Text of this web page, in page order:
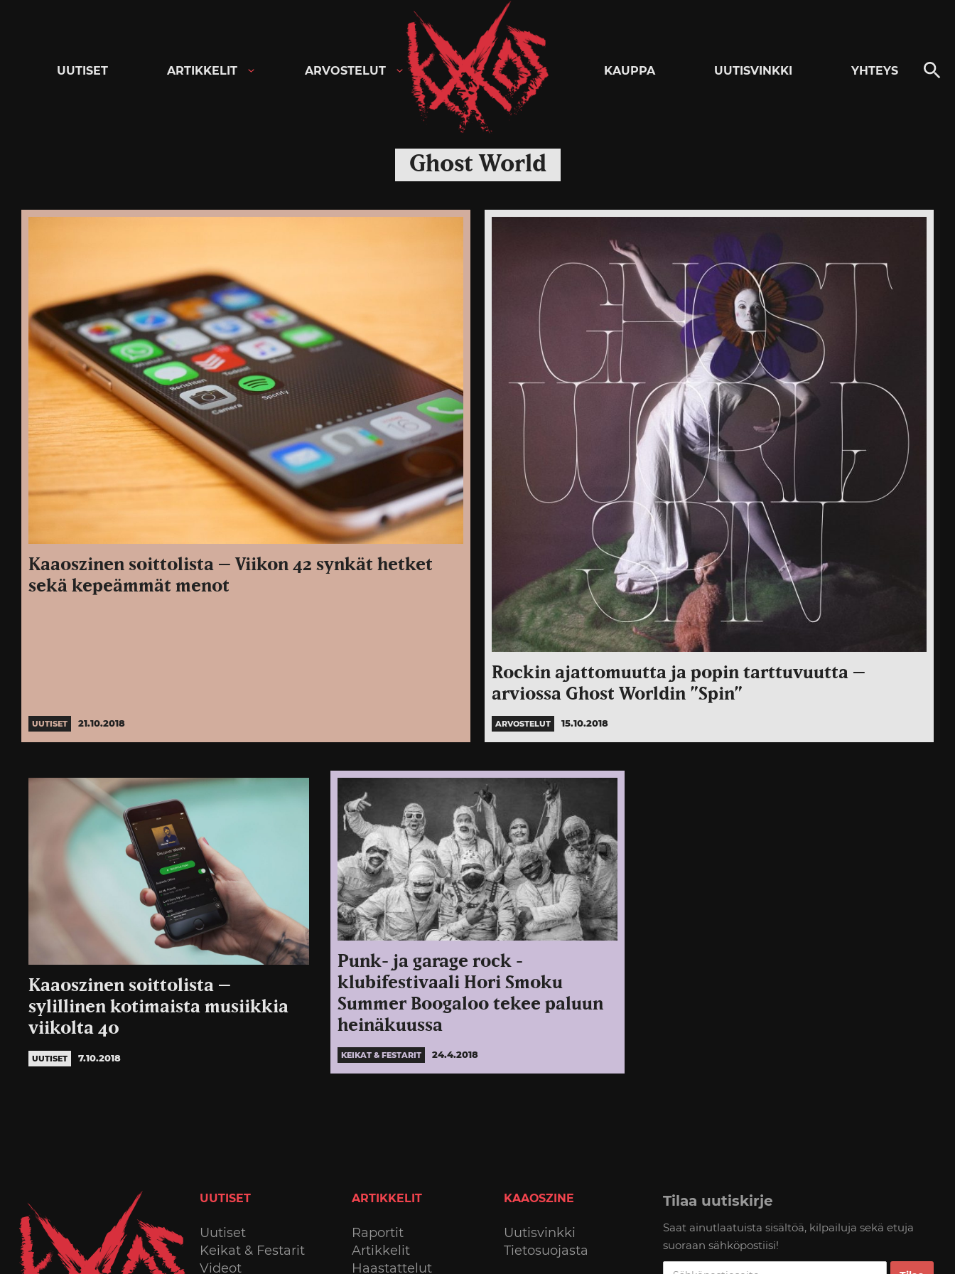
Kaaoszine
UUTISET ARTIKKELIT ARVOSTELUT KAUPPA UUTISVINKKI YHTEYS
Ghost World
Kaaoszinen soittolista – Viikon 42 synkät hetket
sekä kepeämmät menot
UUTISET 21.10.2018
Rockin ajattomuutta ja popin tarttuvuutta –
arviossa Ghost Worldin ”Spin”
ARVOSTELUT 15.10.2018
Kaaoszinen soittolista –
sylillinen kotimaista musiikkia
viikolta 40
UUTISET 7.10.2018
Punk- ja garage rock -
klubifestivaali Hori Smoku
Summer Boogaloo tekee paluun
heinäkuussa
KEIKAT & FESTARIT 24.4.2018
UUTISET
Uutiset
Keikat & Festarit
Videot
ARTIKKELIT
Raportit
Artikkelit
Haastattelut
KAAOSZINE
Uutisvinkki
Tietosuojasta
Tilaa uutiskirje
Saat ainutlaatuista sisältöä, kilpailuja sekä etuja
suoraan sähköpostiisi!